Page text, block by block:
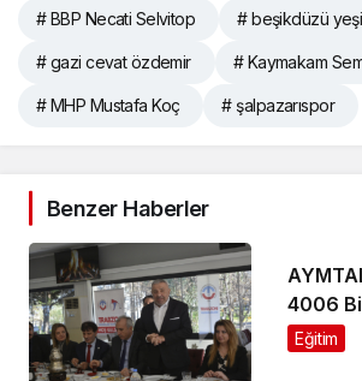
# BBP Necati Selvitop # beşikdüzü
# gazi cevat özdemir # Kaymakam
# MHP Mustafa Koç # şalpazarıspor
Benzer Haberler
4006
Eğitim